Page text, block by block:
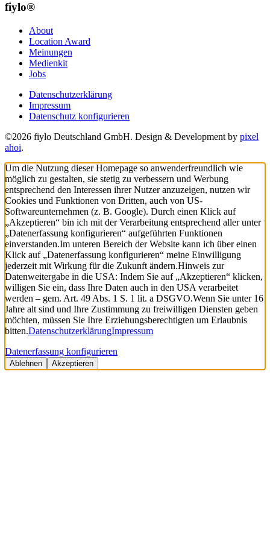
fiylo®
About
Location Award
Meinungen
Medienkit
Jobs
Datenschutzerklärung
Impressum
Datenschutz konfigurieren
©2026 fiylo Deutschland GmbH. Design & Development by pixel
ahoi.
Um die Nutzung dieser Homepage so anwenderfreundlich wie
möglich zu gestalten, sie stetig zu verbessern und Werbung
entsprechend den Interessen ihrer Nutzer anzuzeigen, nutzen wir
Cookies und Funktionen von Dritten, auch von US-
Softwareunternehmen (z. B. Google). Durch einen Klick auf
„Akzeptieren“ bin ich mit der Verarbeitung entsprechend aller unter
„Datenerfassung konfigurieren“ aufgeführten Funktionen
einverstanden.Im unteren Bereich der Website kann ich über einen
Klick auf „Datenerfassung konfigurieren“ meine Einwilligung
jederzeit mit Wirkung für die Zukunft ändern.Hinweis zur
Datenweitergabe in die USA: Indem Sie auf „Akzeptieren“ klicken,
willigen Sie ein, dass Ihre Daten auch in den USA verarbeitet
werden – gem. Art. 49 Abs. 1 S. 1 lit. a DSGVO.Wenn Sie unter 16
Jahre alt sind und Ihre Zustimmung zu freiwilligen Diensten geben
möchten, müssen Sie Ihre Erziehungsberechtigten um Erlaubnis
bitten.DatenschutzerklärungImpressum
Datenerfassung konfigurieren
Ablehnen Akzeptieren